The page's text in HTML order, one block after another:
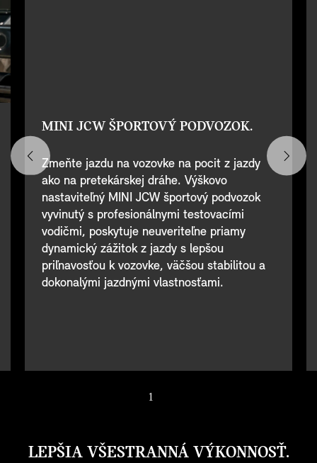
MINI JCW ŠPORTOVÝ PODVOZOK.
Zmeňte jazdu na vozovke na pocit z jazdy
ako na pretekárskej dráhe. Výškovo
nastaviteľný MINI JCW športový podvozok
vyvinutý s profesionálnymi testovacími
vodičmi, poskytuje neuveriteľne priamy
dynamický zážitok z jazdy s lepšou
priľnavosťou k vozovke, väčšou stabilitou a
dokonalými jazdnými vlastnosťami.
1
LEPŠIA VŠESTRANNÁ VÝKONNOSŤ.